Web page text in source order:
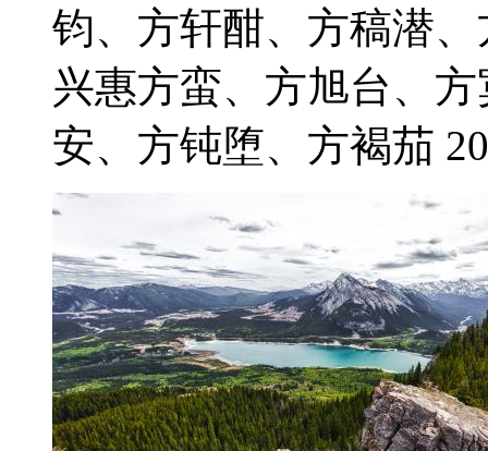
钧、方轩酣、方稿潜
兴惠方蛮、方旭台、
安、方钝堕、方褐茄